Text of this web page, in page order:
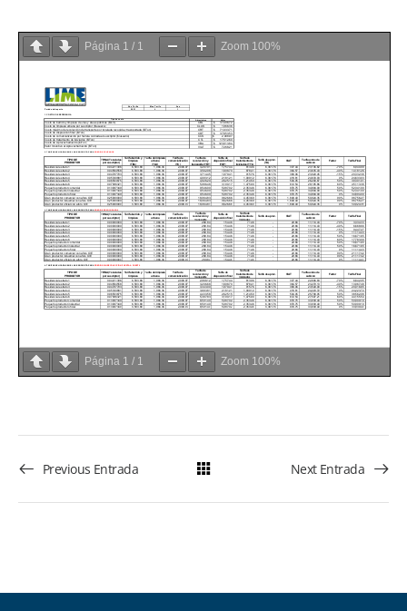
Página 1 / 1 Zoom 100%
Página 1 / 1 Zoom 100%
Previous Entrada Next Entrada